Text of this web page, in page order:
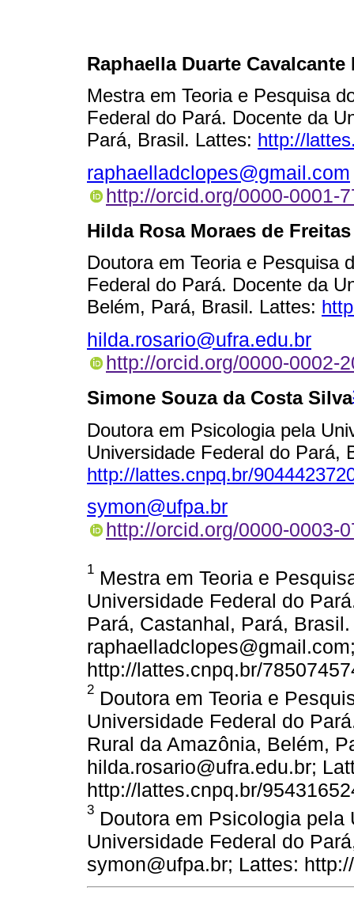
Raphaella Duarte Cavalcante
Mestra em Teoria e Pesquisa
Federal do Pará. Docente da
Pará, Brasil. Lattes: http://
raphaelladclopes@gmail.com
http://orcid.org/0000-0001-
Hilda Rosa Moraes de
Doutora em Teoria e Pesquisa
Federal do Pará. Docente da
Belém, Pará, Brasil. Lattes:
hilda.rosario@ufra.edu.br
http://orcid.org/0000-0002-
Simone Souza da Costa Silva
Doutora em Psicologia pela
Universidade Federal do Pará,
http://lattes.cnpq.br/
symon@ufpa.br
http://orcid.org/0000-0003-
1 Mestra em Teoria e
Universidade Federal do
Pará, Castanhal, Pará,
http://lattes.cnpq.br/
2 Doutora em Teoria e
Universidade Federal do
Rural da Amazônia, Belém,
hilda.rosario@ufra.edu.br;
http://lattes.cnpq.br/
3 Doutora em Psicologia
Universidade Federal do
symon@ufpa.br; Lattes: